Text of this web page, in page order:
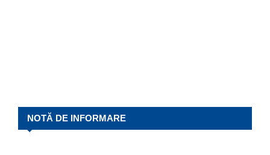
NOTĂ DE INFORMARE